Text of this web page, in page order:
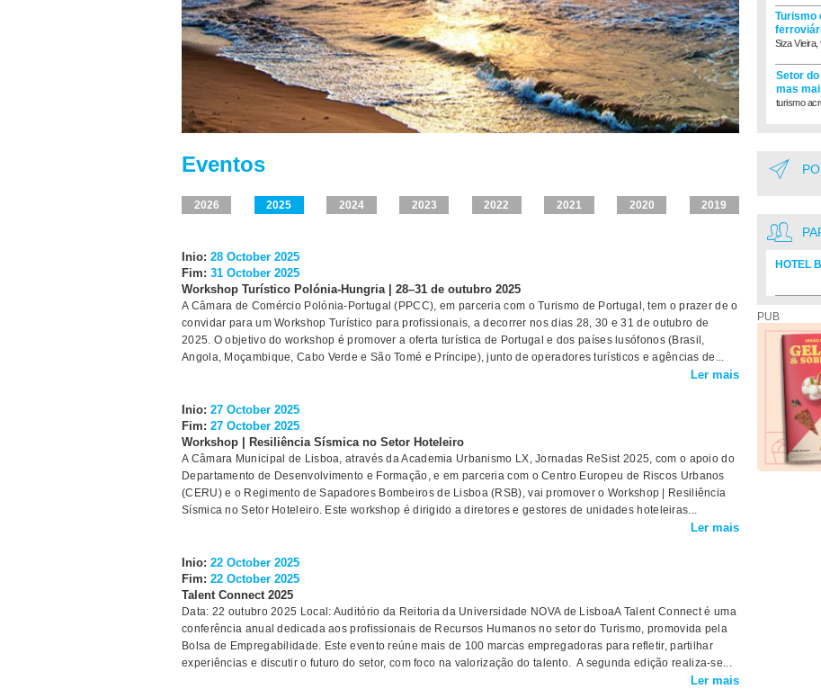
Eventos
2026 2025 2024 2023 2022 2021 2020 2019
Inio: 28 October 2025
Fim: 31 October 2025
Workshop Turístico Polónia-Hungria | 28–31 de outubro 2025
A Câmara de Comércio Polónia-Portugal (PPCC), em parceria com o Turismo de Portugal, tem o prazer de o
convidar para um Workshop Turístico para profissionais, a decorrer nos dias 28, 30 e 31 de outubro de
2025. O objetivo do workshop é promover a oferta turística de Portugal e dos países lusófonos (Brasil,
Angola, Moçambique, Cabo Verde e São Tomé e Príncipe), junto de operadores turísticos e agências de...
Ler mais
Inio: 27 October 2025
Fim: 27 October 2025
Workshop | Resiliência Sísmica no Setor Hoteleiro
A Câmara Municipal de Lisboa, através da Academia Urbanismo LX, Jornadas ReSist 2025, com o apoio do
Departamento de Desenvolvimento e Formação, e em parceria com o Centro Europeu de Riscos Urbanos
(CERU) e o Regimento de Sapadores Bombeiros de Lisboa (RSB), vai promover o Workshop | Resiliência
Sísmica no Setor Hoteleiro. Este workshop é dirigido a diretores e gestores de unidades hoteleiras...
Ler mais
Inio: 22 October 2025
Fim: 22 October 2025
Talent Connect 2025
Data: 22 outubro 2025 Local: Auditório da Reitoria da Universidade NOVA de Lisboa ​​​​​​A Talent Connect é uma
conferência anual dedicada aos profissionais de Recursos Humanos no setor do Turismo, promovida pela
Bolsa de Empregabilidade. Este evento reúne mais de 100 marcas empregadoras para refletir, partilhar
experiências e discutir o futuro do setor, com foco na valorização do talento. A segunda edição realiza-se...
Ler mais
Turismo
Siza Vieira,
Setor
mas
turismo
HOTEL
PUB